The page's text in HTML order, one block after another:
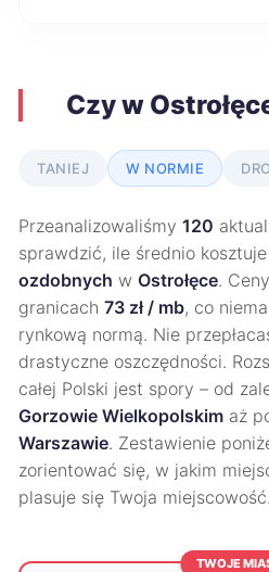
Czy w
TANIEJ W NORMIE
Przeanalizowaliśmy 120
sprawdzić, ile średnio kosztuje
ozdobnych w Ostrołęce.
granicach 73 zł / mb, co
rynkową normą. Nie
drastyczne oszczędności.
całej Polski jest spory – od
Gorzowie Wielkopolskim aż
Warszawie. Zestawienie
zorientować się, w jakim
plasuje się Twoja miejscowość.
TWOJE